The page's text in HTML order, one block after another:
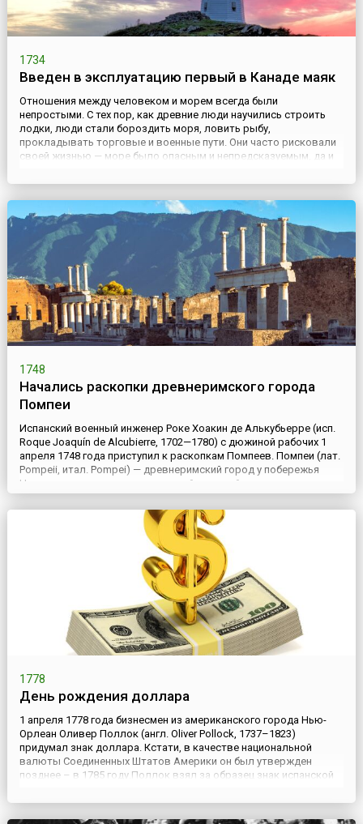
1734
Введен в эксплуатацию первый в Канаде маяк
Отношения между человеком и морем всегда были
непростыми. С тех пор, как древние люди научились строить
лодки, люди стали бороздить моря, ловить рыбу,
прокладывать торговые и военные пути. Они часто рисковали
своей жизнью — море было опасным и непредсказуемым, да и
справиться с которыми подчас не могли и опытные моряки.
Костры и маяки ...
1748
Начались раскопки древнеримского города
Помпеи
Испанский военный инженер Роке Хоакин де Алькубьерре (исп.
Roque Joaquín de Alcubierre, 1702—1780) с дюжиной рабочих 1
апреля 1748 года приступил к раскопкам Помпеев. Помпеи (лат.
Pompeii, итал. Pompei) — древнеримский город у побережья
Неаполитанского залива, ставший жертвой извержения
вулкана Везувий в 79 году нашей эры. Первым на развалины
города наткнулся известный архитектор из Рима Д...
1778
День рождения доллара
1 апреля 1778 года бизнесмен из американского города Нью-
Орлеан Оливер Поллок (англ. Oliver Pollock, 1737–1823)
придумал знак доллара. Кстати, в качестве национальной
валюты Соединенных Штатов Америки он был утвержден
позднее – в 1785 году.Поллок взял за образец знак испанской
символизировали Геркулесовы столпы, на которые опирается
государственн...